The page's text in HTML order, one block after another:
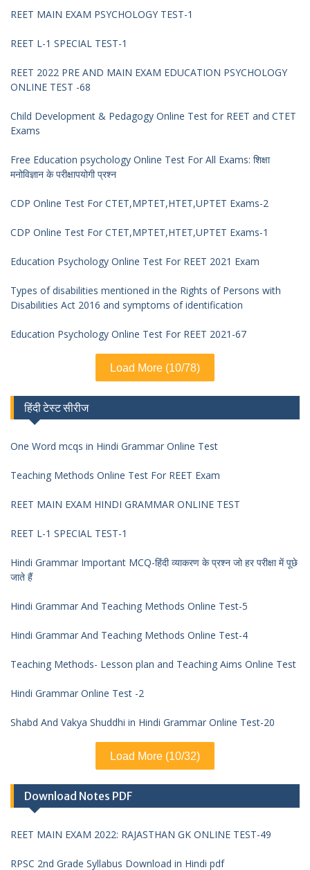
REET MAIN EXAM PSYCHOLOGY TEST-1
REET L-1 SPECIAL TEST-1
REET 2022 PRE AND MAIN EXAM EDUCATION PSYCHOLOGY
ONLINE TEST -68
Child Development & Pedagogy Online Test for REET and CTET
Exams
Free Education psychology Online Test For All Exams: शिक्षा
मनोविज्ञान के परीक्षापयोगी प्रश्न
CDP Online Test For CTET,MPTET,HTET,UPTET Exams-2
CDP Online Test For CTET,MPTET,HTET,UPTET Exams-1
Education Psychology Online Test For REET 2021 Exam
Types of disabilities mentioned in the Rights of Persons with
Disabilities Act 2016 and symptoms of identification
Education Psychology Online Test For REET 2021-67
Load More (10/78)
हिंदी टेस्ट सीरीज
One Word mcqs in Hindi Grammar Online Test
Teaching Methods Online Test For REET Exam
REET MAIN EXAM HINDI GRAMMAR ONLINE TEST
REET L-1 SPECIAL TEST-1
Hindi Grammar Important MCQ-हिंदी व्याकरण के प्रश्न जो हर परीक्षा में पूछे
जाते हैं
Hindi Grammar And Teaching Methods Online Test-5
Hindi Grammar And Teaching Methods Online Test-4
Teaching Methods- Lesson plan and Teaching Aims Online Test
Hindi Grammar Online Test -2
Shabd And Vakya Shuddhi in Hindi Grammar Online Test-20
Load More (10/32)
Download Notes PDF
REET MAIN EXAM 2022: RAJASTHAN GK ONLINE TEST-49
RPSC 2nd Grade Syllabus Download in Hindi pdf